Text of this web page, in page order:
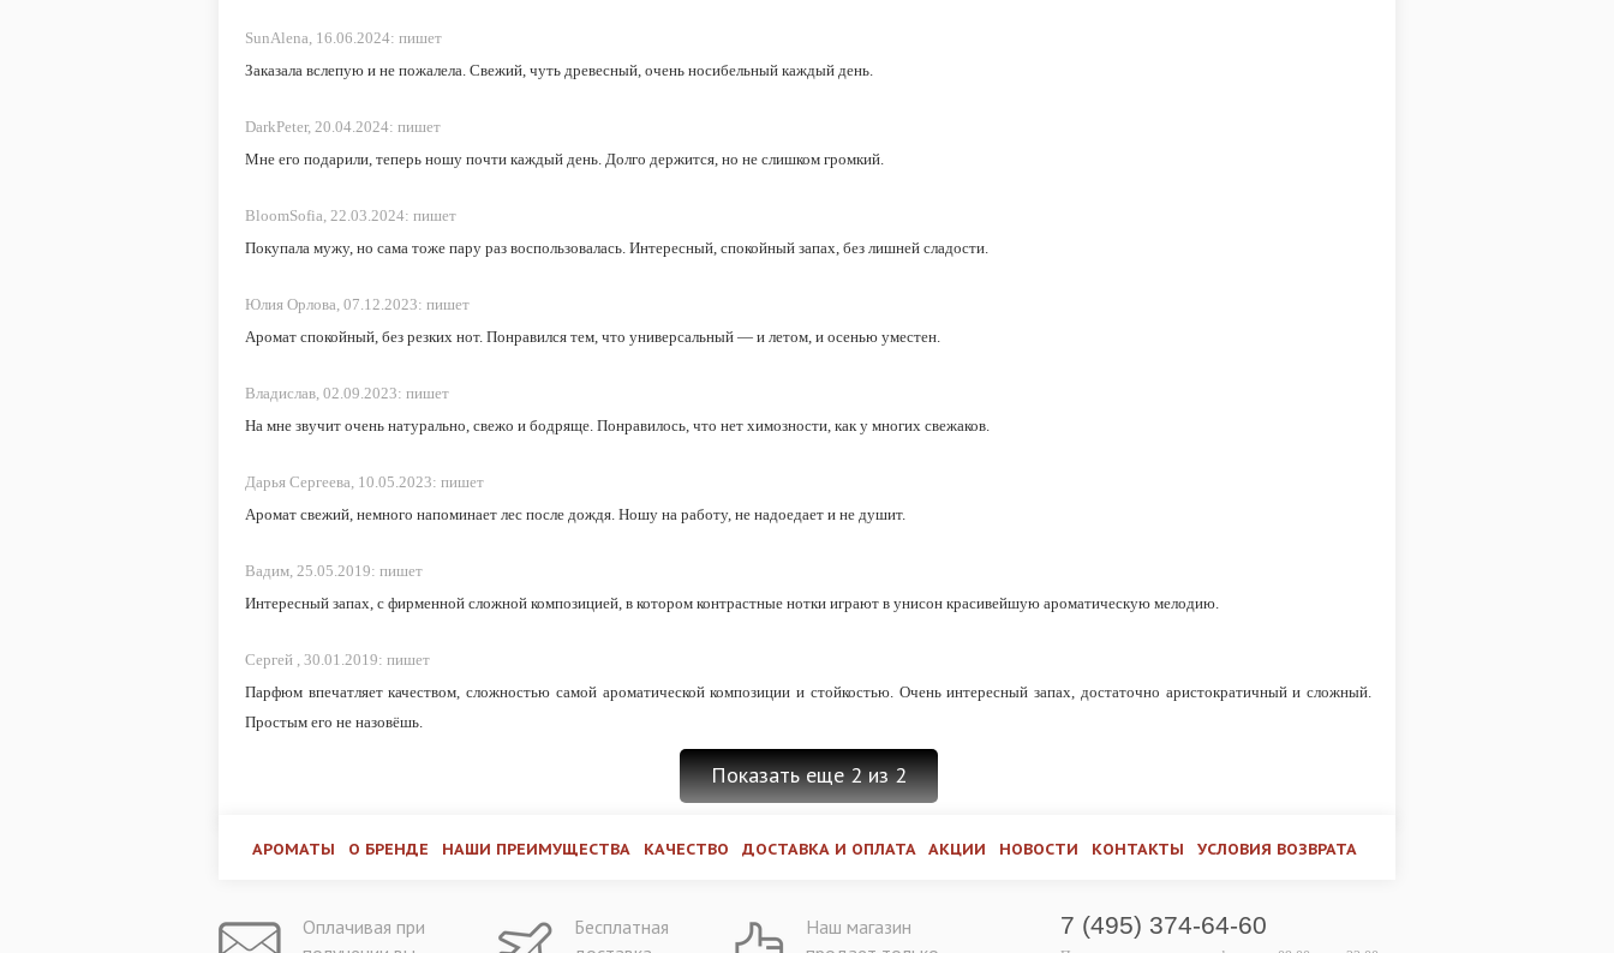
SunAlena, 16.06.2024: пишет
Заказала вслепую и не пожалела. Свежий, чуть древесный, очень носибельный каждый день.
DarkPeter, 20.04.2024: пишет
Мне его подарили, теперь ношу почти каждый день. Долго держится, но не слишком громкий.
BloomSofia, 22.03.2024: пишет
Покупала мужу, но сама тоже пару раз воспользовалась. Интересный, спокойный запах, без лишней сладости.
Юлия Орлова, 07.12.2023: пишет
Аромат спокойный, без резких нот. Понравился тем, что универсальный — и летом, и осенью уместен.
Владислав, 02.09.2023: пишет
На мне звучит очень натурально, свежо и бодряще. Понравилось, что нет химозности, как у многих свежаков.
Дарья Сергеева, 10.05.2023: пишет
Аромат свежий, немного напоминает лес после дождя. Ношу на работу, не надоедает и не душит.
Вадим, 25.05.2019: пишет
Интересный запах, с фирменной сложной композицией, в котором контрастные нотки играют в унисон красивейшую ароматическую мелодию.
Сергей , 30.01.2019: пишет
Парфюм впечатляет качеством, сложностью самой ароматической композиции и стойкостью. Очень интересный запах, достаточно аристократичный и сложный.
Простым его не назовёшь.
Показать еще 2 из 2
АРОМАТЫ О БРЕНДЕ НАШИ ПРЕИМУЩЕСТВА КАЧЕСТВО ДОСТАВКА И ОПЛАТА АКЦИИ НОВОСТИ КОНТАКТЫ УСЛОВИЯ ВОЗВРАТА
Оплачивая при
Бесплатная
Наш магазин
7 (495) 374-64-60